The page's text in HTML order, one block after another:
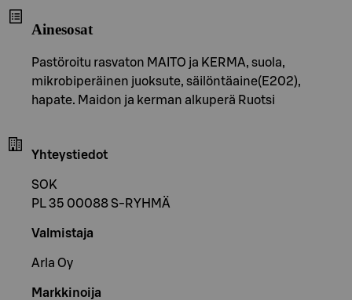
Ainesosat
Pastöroitu rasvaton MAITO ja KERMA, suola,
mikrobiperäinen juoksute, säilöntäaine(E202),
hapate. Maidon ja kerman alkuperä Ruotsi
Yhteystiedot
SOK
PL 35 00088 S-RYHMÄ
Valmistaja
Arla Oy
Markkinoija